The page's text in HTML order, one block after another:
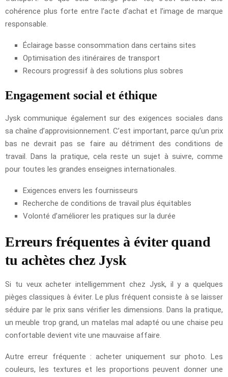
cohérence plus forte entre l’acte d’achat et l’image de marque
responsable.
Éclairage basse consommation dans certains sites
Optimisation des itinéraires de transport
Recours progressif à des solutions plus sobres
Engagement social et éthique
Jysk communique également sur des exigences sociales dans
sa chaîne d’approvisionnement. C’est important, parce qu’un prix
bas ne devrait pas se faire au détriment des conditions de
travail. Dans la pratique, cela reste un sujet à suivre, comme
pour toutes les grandes enseignes internationales.
Exigences envers les fournisseurs
Recherche de conditions de travail plus équitables
Volonté d’améliorer les pratiques sur la durée
Erreurs fréquentes à éviter quand
tu achètes chez Jysk
Si tu veux acheter intelligemment chez Jysk, il y a quelques
pièges classiques à éviter. Le plus fréquent consiste à se laisser
séduire par le prix sans vérifier les dimensions. Dans la pratique,
un meuble trop grand, un matelas mal adapté ou une chaise peu
confortable devient vite une mauvaise affaire.
Autre erreur fréquente : acheter uniquement sur photo. Les
couleurs, les textures et les proportions peuvent donner une